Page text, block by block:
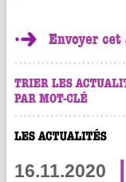
16.11.2020 |